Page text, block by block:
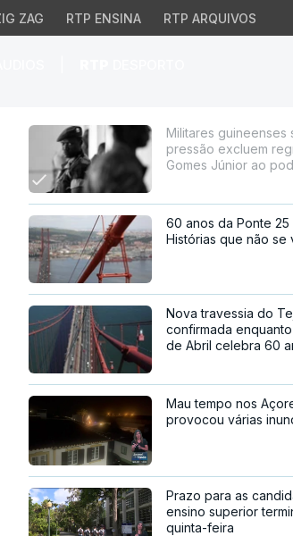
ZAG RTP ENSINA RTP ARQUIVOS
regresso de
Militares guineenses
pressão excluem
Gomes Júnior ao
60 anos da Ponte 25
Histórias que não se
Nova travessia do
confirmada
de Abril celebra 60
Mau tempo nos
provocou várias
Prazo para as
ensino superior
quinta-feira